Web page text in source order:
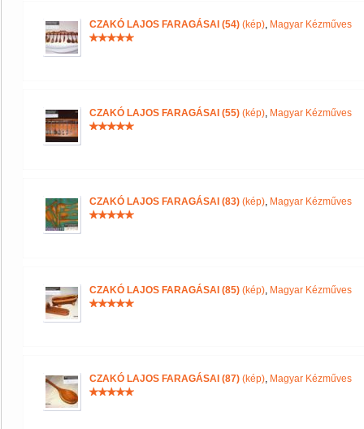
CZAKÓ LAJOS FARAGÁSAI (54) (kép), Magyar Kézműves
CZAKÓ LAJOS FARAGÁSAI (55) (kép), Magyar Kézműves
CZAKÓ LAJOS FARAGÁSAI (83) (kép), Magyar Kézműves
CZAKÓ LAJOS FARAGÁSAI (85) (kép), Magyar Kézműves
CZAKÓ LAJOS FARAGÁSAI (87) (kép), Magyar Kézműves